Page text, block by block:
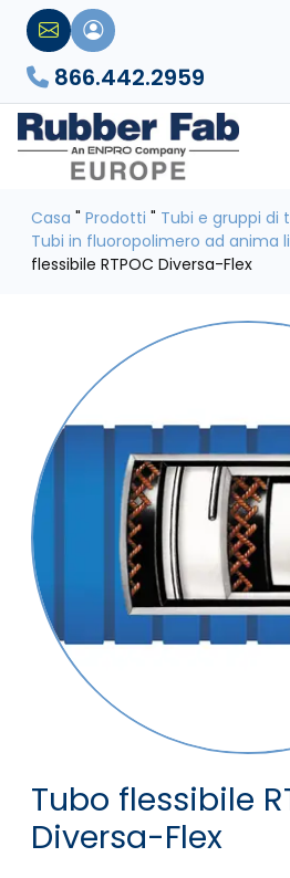
866.442.2959
Casa " Prodotti " Tubi e gruppi di
Tubi in fluoropolimero ad anima
flessibile RTPOC Diversa-Flex
Tubo flessibile
Diversa-Flex